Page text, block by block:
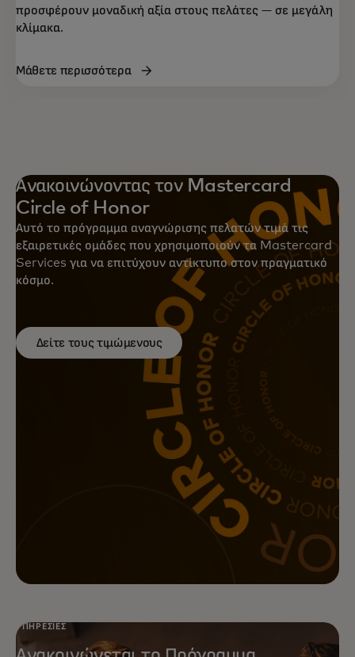
Πετύχετε μεγαλύτερες αποδόσεις
από τις μάρκετινγκ ενέργειές σας με
φάσματος της Mastercard που
προσφέρουν μοναδική αξία στους πελάτες — σε μεγάλη
κλίμακα.
Μάθετε περισσότερα
Ανακοινώνοντας τον Mastercard
Circle of Honor
Αυτό το πρόγραμμα αναγνώρισης πελατών τιμά τις
εξαιρετικές ομάδες που χρησιμοποιούν τα Mastercard
Services για να επιτύχουν αντίκτυπο στον πραγματικό
κόσμο.
Δείτε τους τιμώμενους
ΥΠΗΡΕΣΊΕΣ